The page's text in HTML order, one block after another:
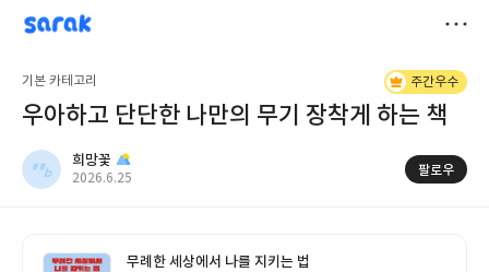
sarak
희망꽃
저
장
기본 카테고리 주간우수
우아하고 단단한 나만의 무기 장착게 하는 책
희망꽃
작
2026.6.25
팔로우
무례한 세상에서 나를 지키는 법